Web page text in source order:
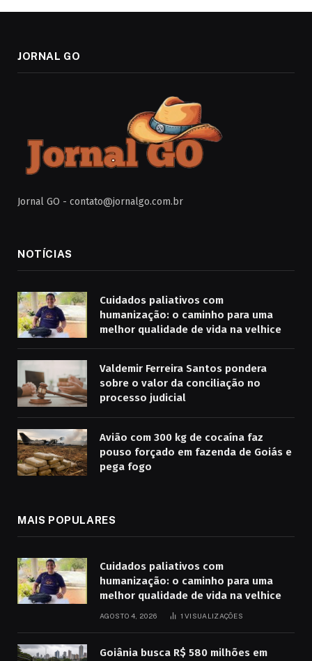
JORNAL GO
Jornal GO - contato@jornalgo.com.br
NOTÍCIAS
Cuidados paliativos com
humanização: o caminho para uma
melhor qualidade de vida na velhice
Valdemir Ferreira Santos pondera
sobre o valor da conciliação no
processo judicial
Avião com 300 kg de cocaína faz
pouso forçado em fazenda de Goiás e
pega fogo
MAIS POPULARES
Cuidados paliativos com
humanização: o caminho para uma
melhor qualidade de vida na velhice
AGOSTO 4, 2026 1VISUALIZAÇÕES
Goiânia busca R$ 580 milhões em